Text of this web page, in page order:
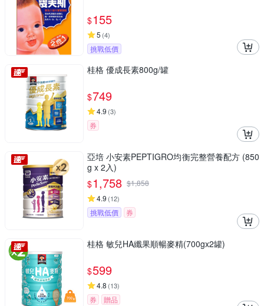
$155
5 (4)
挑戰低價
桂格 優成長素800g/罐
$749
4.9 (3)
券
亞培 小安素PEPTIGRO均衡完整營養配方 (850
g x 2入)
$1,758 $1,858
4.9 (12)
挑戰低價 券
桂格 敏兒HA纖果順暢麥精(700gx2罐)
$599
4.8 (13)
券 贈品